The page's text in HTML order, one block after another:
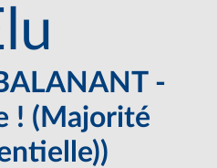
-
! (Majorité